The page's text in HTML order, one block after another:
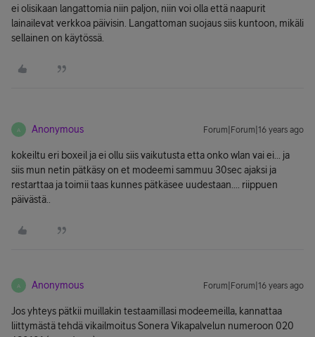
ei olisikaan langattomia niin paljon, niin voi olla että naapurit
lainailevat verkkoa päivisin. Langattoman suojaus siis kuntoon, mikäli
sellainen on käytössä.
A Anonymous Forum|Forum|16 years ago
kokeiltu eri boxeil ja ei ollu siis vaikutusta etta onko wlan vai ei... ja
siis mun netin pätkäsy on et modeemi sammuu 30sec ajaksi ja
restarttaa ja toimii taas kunnes pätkäsee uudestaan.... riippuen
päivästä..
A Anonymous Forum|Forum|16 years ago
Jos yhteys pätkii muillakin testaamillasi modeemeilla, kannattaa
liittymästä tehdä vikailmoitus Sonera Vikapalvelun numeroon 020